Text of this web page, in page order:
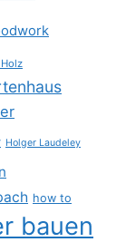
Holger Laudeley
how to
bauen